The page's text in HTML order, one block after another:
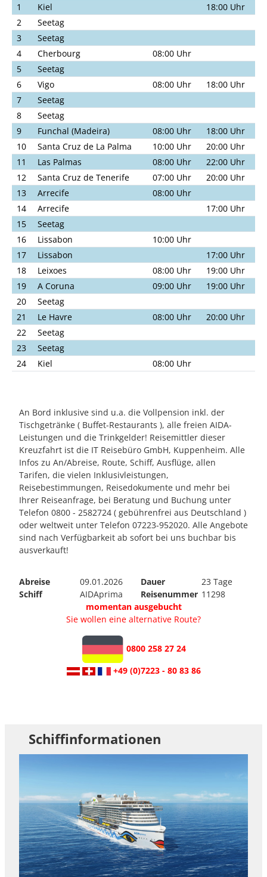
1
Kiel
18:00 Uhr
2
Seetag
3
Seetag
4
Cherbourg
08:00 Uhr
5
Seetag
6
Vigo 08:00 Uhr
18:00 Uhr
7
Seetag
8
Seetag
9
Funchal (Madeira) 08:00 Uhr
18:00 Uhr
10
Santa Cruz de La Palma 10:00 Uhr
20:00 Uhr
11
Las Palmas 08:00 Uhr
22:00 Uhr
12
Santa Cruz de Tenerife 07:00 Uhr
20:00 Uhr
13
Arrecife
08:00 Uhr
14
Arrecife
17:00 Uhr
15
Seetag
16
Lissabon
10:00 Uhr
17
Lissabon
17:00 Uhr
18
Leixoes 08:00 Uhr
19:00 Uhr
19
A Coruna 09:00 Uhr
19:00 Uhr
20
Seetag
21
Le Havre 08:00 Uhr
20:00 Uhr
22
Seetag
23
Seetag
24
Kiel 08:00 Uhr
An Bord inklusive sind u.a. die Vollpension inkl. der
Tischgetränke ( Buffet-Restaurants ), alle freien AIDA-
Leistungen und die Trinkgelder! Reisemittler dieser
Kreuzfahrt ist die IT Reisebüro GmbH, Kuppenheim. Alle
Infos zu An/Abreise, Route, Schiff, Ausflüge, allen
Tarifen, die vielen Inklusivleistungen,
Reisebestimmungen, Reisedokumente und mehr bei
Ihrer Reiseanfrage, bei Beratung und Buchung unter
Telefon 0800 - 2582724 ( gebührenfrei aus Deutschland )
oder weltweit unter Telefon 07223-952020. Alle Angebote
sind nach Verfügbarkeit ab sofort bei uns buchbar bis
ausverkauft!
Abreise 09.01.2026 Dauer
23 Tage
Schiff
AIDAprima Reisenummer 11298
momentan ausgebucht
Sie wollen eine alternative Route?
0800 258 27 24
+49 (0)7223 - 80 83 86
Schiffinformationen